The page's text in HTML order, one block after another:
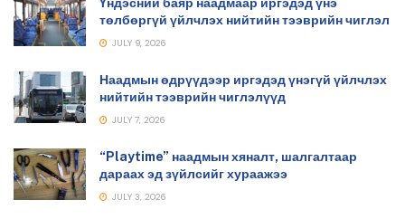
төлбөргүй үйлчлэх нийтийн тээврийн чиглэл
JULY 9, 2026
Наадмын өдрүүдээр иргэдэд үнэгүй үйлчлэх
нийтийн тээврийн чиглэлүүд
JULY 7, 2026
“Playtime” наадмын хяналт, шалгалтаар
дараах эд зүйлсийг хураажээ
JULY 3, 2026